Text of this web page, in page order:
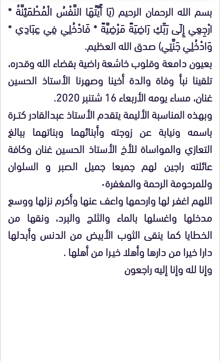
بسم الله الرحمان الرحيم (يَا أَيَّتُهَا النَّفْسُ الْمُطْمَئِنَّةُ *
ارْجِعِي إِلَى رَبِّكِ رَاضِيَةً مَرْضِيَّةً * فَادْخُلِي فِي عِبَادِي *
وَادْخُلِي جَنَّتِي) صدق الله العظيم.
بعيون دامعة وقلوب خاشعة راضية بقضاء الله وقدره،
تلقينا نبأ وفاة والدة أخينا وصهرنا الأستاذ الحسين
غنان، مساء يومه الأربعاء 16 شتنبر 2020.
وبهذه المناسبة الأليمة يتقدم الأستاذ عبدالقادر كتــرة
باسمه ونيابة عن زوجته وأبنائهما وبناتهما ببالغ
التعازي والمواساة للأخ الأستاذ الحسين غنان وكافة
عائلته راجين لهم جميعا جميل الصبر و السلوان
وللمرحومة الرحمة والمغفرة٠
اللهم اغفـر لها وارحمها واعف عنها وأكرم نزلها ووسع
مدخلها واغسلها بالماء والثلج والبرد، ونقها من
الخطايا كما ينقى الثوب الأبيض من الدنس وأبدلها
دارا خيرا من دارها وأهلا خيـرا من أهلها .
وإنا لله وإنا إليه راجعون